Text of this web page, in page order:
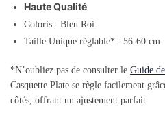
Haute Qualité
Coloris : Bleu Roi
Taille Unique réglable* : 56-60 cm
*N’oubliez pas de consulter le Guide
Casquette Plate se règle facilement
côtés, offrant un ajustement parfait.